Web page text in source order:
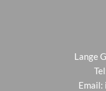
Lange
Email: